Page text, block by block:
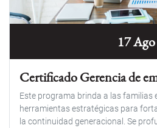
17 Ago
Certificado Gerencia de
Este programa brinda a las familias
herramientas estratégicas para
la continuidad generacional. Se